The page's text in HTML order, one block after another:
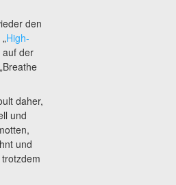
den
High-
auf der
daher,
und
und